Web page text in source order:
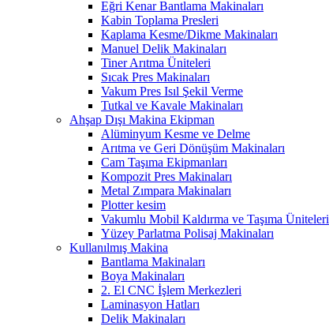
Eğri Kenar Bantlama Makinaları
Kabin Toplama Presleri
Kaplama Kesme/Dikme Makinaları
Manuel Delik Makinaları
Tiner Arıtma Üniteleri
Sıcak Pres Makinaları
Vakum Pres Isıl Şekil Verme
Tutkal ve Kavale Makinaları
Ahşap Dışı Makina Ekipman
Alüminyum Kesme ve Delme
Arıtma ve Geri Dönüşüm Makinaları
Cam Taşıma Ekipmanları
Kompozit Pres Makinaları
Metal Zımpara Makinaları
Plotter kesim
Vakumlu Mobil Kaldırma ve Taşıma Üniteleri
Yüzey Parlatma Polisaj Makinaları
Kullanılmış Makina
Bantlama Makinaları
Boya Makinaları
2. El CNC İşlem Merkezleri
Laminasyon Hatları
Delik Makinaları